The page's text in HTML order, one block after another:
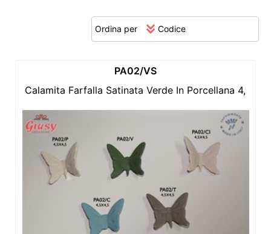
Ordina per
PA02/VS
Calamita Farfalla Satinata Verde In Porcellana